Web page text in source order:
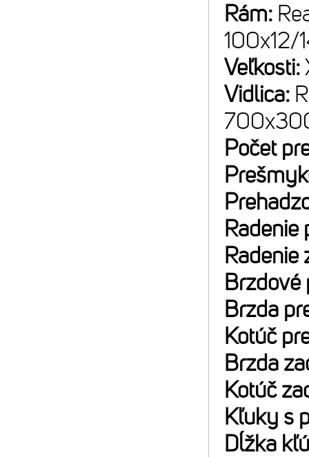
Rám:
100x12/
Veľkosti:
Vidlica:
Počet
Radenie
Radenie
Brzda
Kotúč
Brzda
Kotúč
Kľuky s
Dĺžka